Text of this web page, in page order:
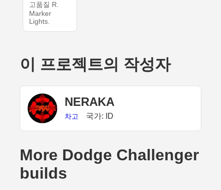
고품질 R.
Marker
Lights.
이 프로젝트의 작성자
NERAKA
차고 국가: ID
More Dodge Challenger
builds